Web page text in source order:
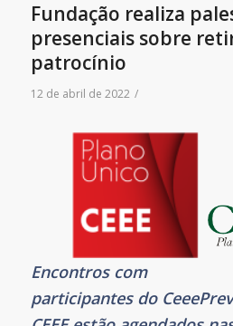
Fundação realiza
presenciais sobre
patrocínio
12 de abril de 2022 /
Encontros com
participantes do